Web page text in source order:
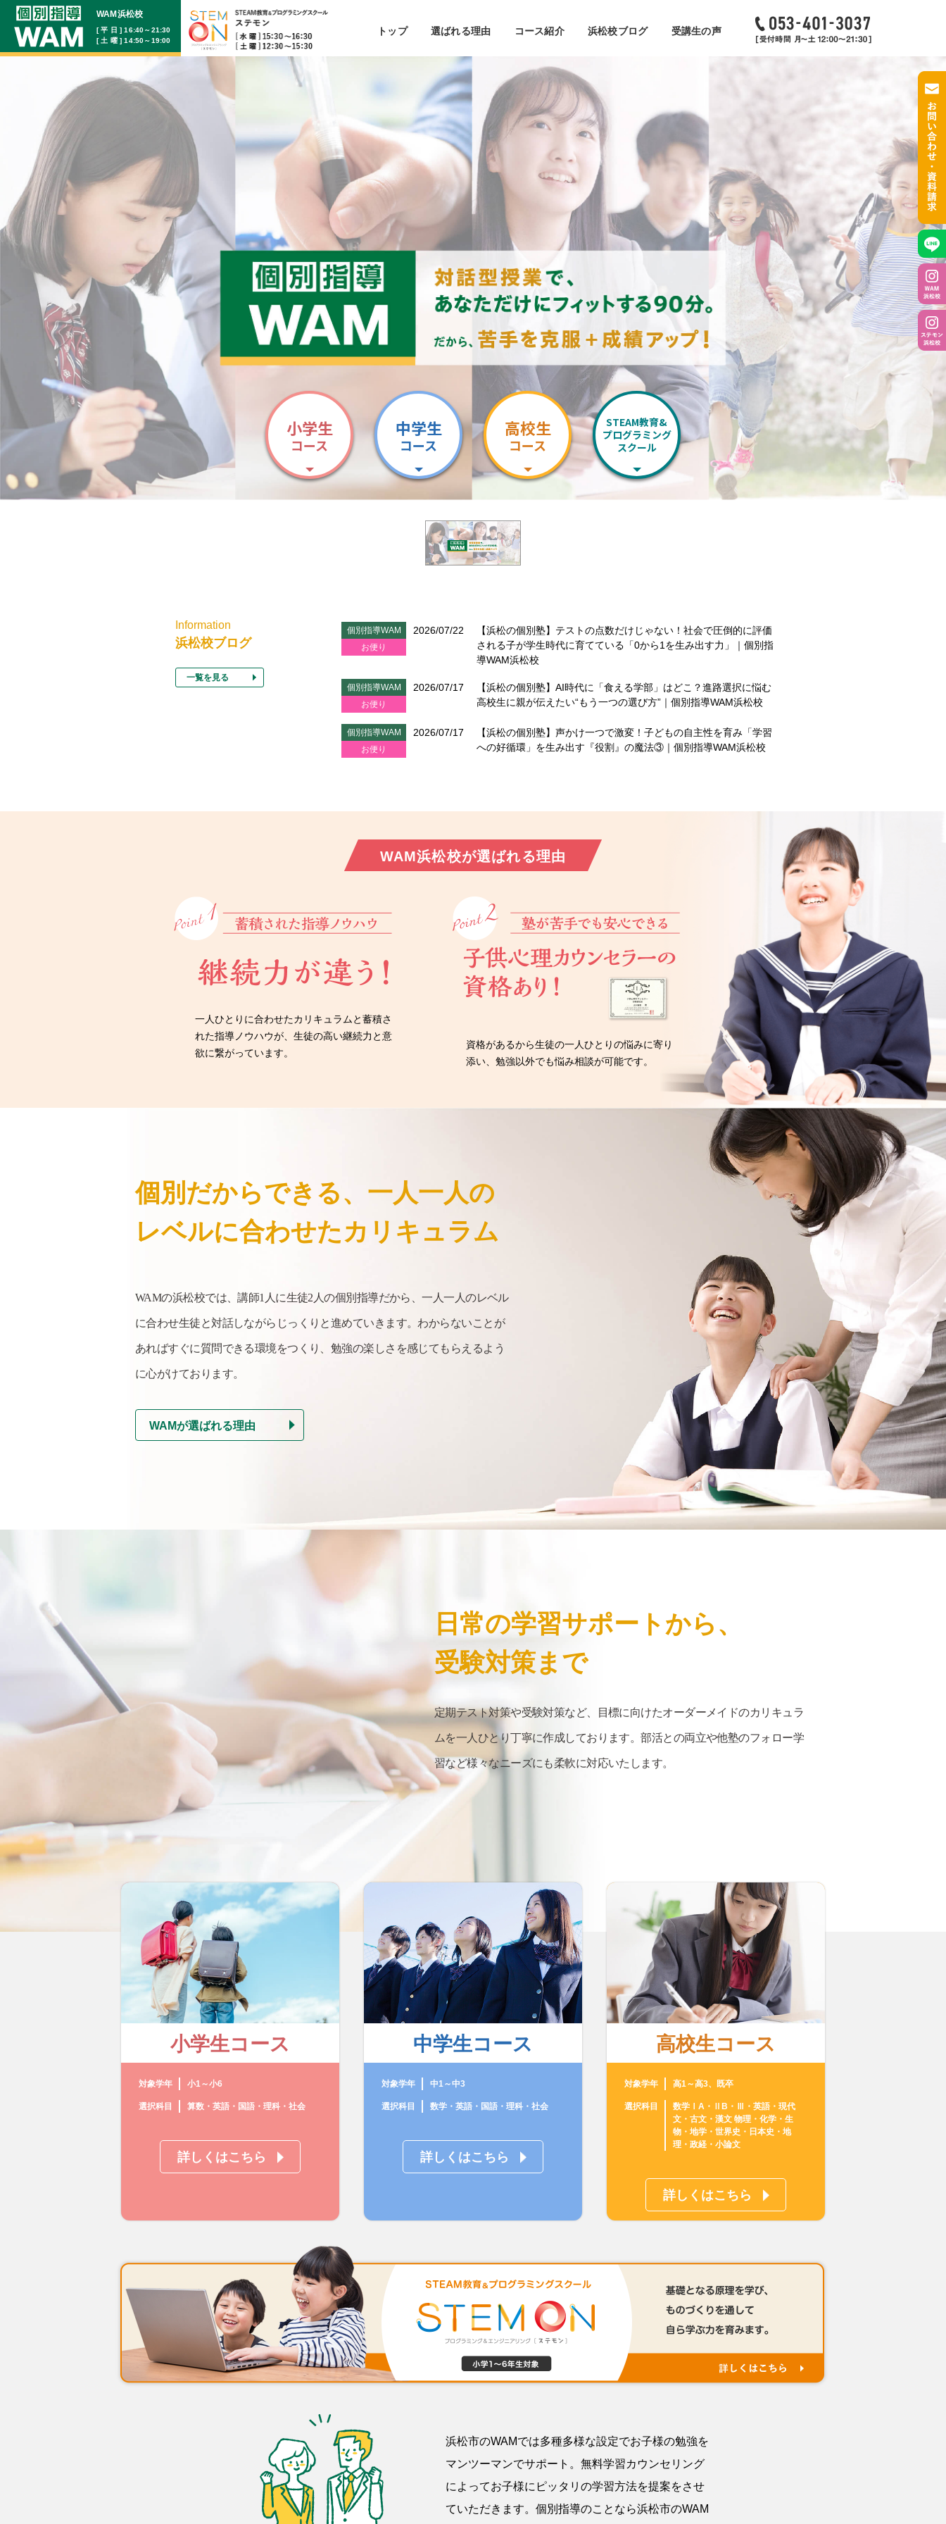
WAM浜松校
[ 平 日 ] 16:40～21:30
[ 土 曜 ] 14:50～19:00
トップ 選ばれる理由 コース紹介 浜松校ブログ 受講生の声
小学生
コース
中学生
コース
高校生
コース
STEAM教育&
プログラミング
スクール
Information
浜松校ブログ
一覧を見る
個別指導WAM
お便り
2026/07/22
【浜松の個別塾】テストの点数だけじゃない！社会で圧倒的に評価
される子が学生時代に育てている「0から1を生み出す力」｜個別指
導WAM浜松校
個別指導WAM
お便り
2026/07/17
【浜松の個別塾】AI時代に「食える学部」はどこ？進路選択に悩む
高校生に親が伝えたい“もう一つの選び方”｜個別指導WAM浜松校
個別指導WAM
お便り
2026/07/17
【浜松の個別塾】声かけ一つで激変！子どもの自主性を育み「学習
への好循環」を生み出す『役割』の魔法③｜個別指導WAM浜松校
WAM浜松校が選ばれる理由
一人ひとりに合わせたカリキュラムと蓄積さ
れた指導ノウハウが、生徒の高い継続力と意
欲に繋がっています。
資格があるから生徒の一人ひとりの悩みに寄り
添い、勉強以外でも悩み相談が可能です。
個別だからできる、 一人一人の
レベルに合わせたカリキュラム
WAMの浜松校では、講師1人に生徒2人の個別指導だから、一人一人のレベル
に合わせ生徒と対話しながらじっくりと進めていきます。わからないことが
あればすぐに質問できる環境をつくり、勉強の楽しさを感じてもらえるよう
に心がけております。
WAMが選ばれる理由
日常の学習サポートから、
受験対策まで
定期テスト対策や受験対策など、目標に向けたオーダーメイドのカリキュラ
ムを一人ひとり丁寧に作成しております。部活との両立や他塾のフォロー学
習など様々なニーズにも柔軟に対応いたします。
小学生コース
対象学年 小1～小6
選択科目 算数・英語・国語・理科・社会
詳しくはこちら
中学生コース
対象学年 中1～中3
選択科目 数学・英語・国語・理科・社会
詳しくはこちら
高校生コース
対象学年 高1～高3、既卒
選択科目
数学ⅠA・ⅡB・Ⅲ・英語・現代
文・古文・漢文 物理・化学・生
物・地学・世界史・日本史・地
理・政経・小論文
詳しくはこちら
浜松市のWAMでは多種多様な設定でお子様の勉強を
マンツーマンでサポート。無料学習カウンセリング
によってお子様にピッタリの学習方法を提案をさせ
ていただきます。個別指導のことなら浜松市のWAM